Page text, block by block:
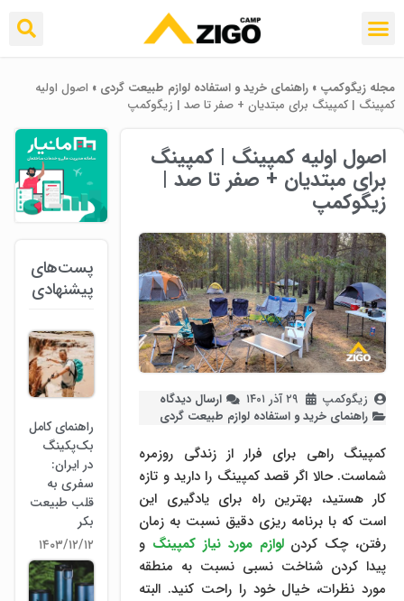
مجله زیگوکمپ » راهنمای خرید و استفاده لوازم طبیعت ‌گردی » اصول اولیه
کمپینگ | کمپینگ برای مبتدیان + صفر تا صد | زیگوکمپ
اصول اولیه کمپینگ | کمپینگ
برای مبتدیان + صفر تا صد |
زیگوکمپ
زیگوکمپ ۲۹ آذر ۱۴۰۱
ارسال دیدگاه
راهنمای خرید و استفاده لوازم طبیعت ‌گردی
کمپینگ راهی برای فرار از زندگی روزمره
شماست. حالا اگر قصد کمپینگ را دارید و تازه
کار هستید، بهترین راه برای یادگیری این
است که با برنامه ریزی دقیق نسبت به زمان
رفتن، چک کردنلوازم مورد نیاز کمپینگ و
پیدا کردن شناخت نسبی نسبت به منطقه
مورد نظرات، خیال خود را راحت کنید. البته
پست‌های
پیشنهادی
راهنمای کامل
بک‌پکینگ
در ایران:
سفری به
قلب طبیعت
بکر
۱۴۰۳/۱۲/۱۲